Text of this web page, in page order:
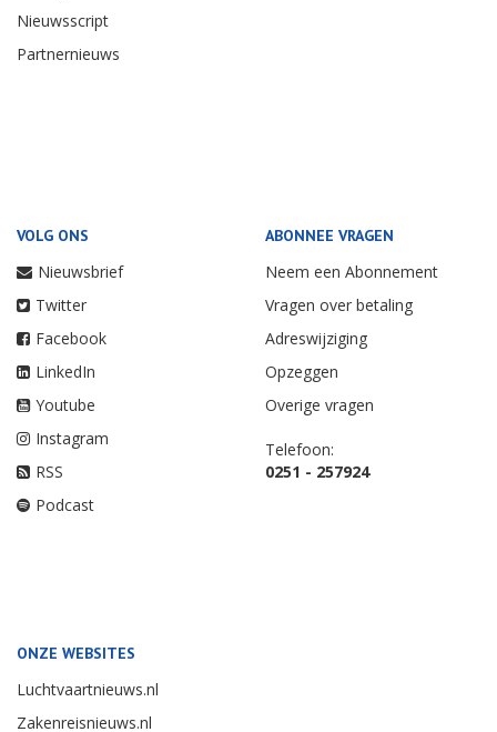
Nieuwsscript
Partnernieuws
VOLG ONS
Nieuwsbrief
Twitter
Facebook
LinkedIn
Youtube
Instagram
RSS
Podcast
ABONNEE VRAGEN
Neem een Abonnement
Vragen over betaling
Adreswijziging
Opzeggen
Overige vragen
Telefoon:
0251 - 257924
ONZE WEBSITES
Luchtvaartnieuws.nl
Zakenreisnieuws.nl